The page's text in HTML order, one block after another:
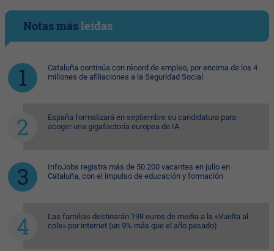
Notas másleídas
Cataluña continúa con récord de empleo, por encima de los 4
millones de afiliaciones a la Seguridad Social
España formalizará en septiembre su candidatura para
acoger una gigafactoría europea de IA
InfoJobs registra más de 50.200 vacantes en julio en
Cataluña, con el impulso de educación y formación
Las familias destinarán 198 euros de media a la «Vuelta al
cole» por internet (un 9% más que el año pasado)